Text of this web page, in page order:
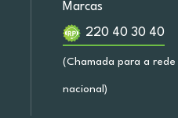
Marcas
220 40 30 40
(Chamada para a
nacional)